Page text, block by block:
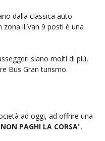
dalla classica auto
il Van 9 posti è una
siano molti di più,
Bus Gran turismo.
ad oggi, ad offrire una
PAGHI LA CORSA".